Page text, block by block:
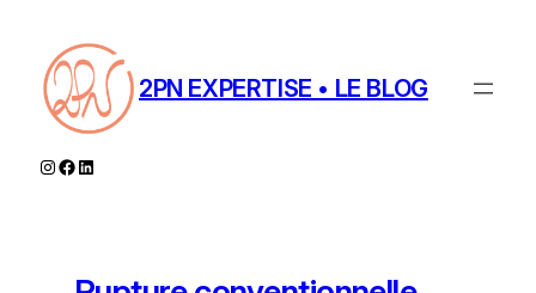
contenu
2PN EXPERTISE • LE BLOG
Instagram
Facebook
LinkedIn